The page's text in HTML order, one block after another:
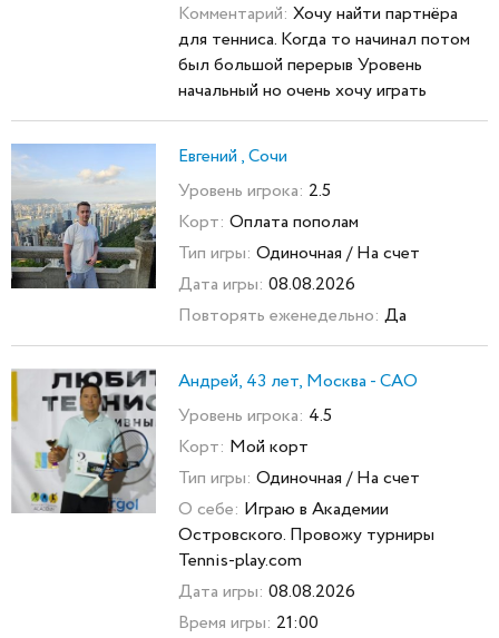
Комментарий: Хочу найти партнёра
для тенниса. Когда то начинал потом
был большой перерыв Уровень
начальный но очень хочу играть
Евгений , Сочи
Уровень игрока: 2.5
Корт: Оплата пополам
Тип игры: Одиночная / На счет
Дата игры: 08.08.2026
Повторять еженедельно: Да
Андрей, 43 лет, Москва - САО
Уровень игрока: 4.5
Корт: Мой корт
Тип игры: Одиночная / На счет
О себе: Играю в Академии
Островского. Провожу турниры
Tennis-play.com
Дата игры: 08.08.2026
Время игры: 21:00